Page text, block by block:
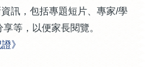
訊，包括專題短片、專家/學
等，以便家長閱覽。
》